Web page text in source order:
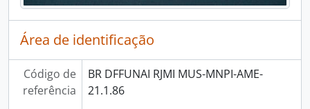
Área de identificação
Código de
referência
BR DFFUNAI RJMI MUS-MNPI-AME-
21.1.86